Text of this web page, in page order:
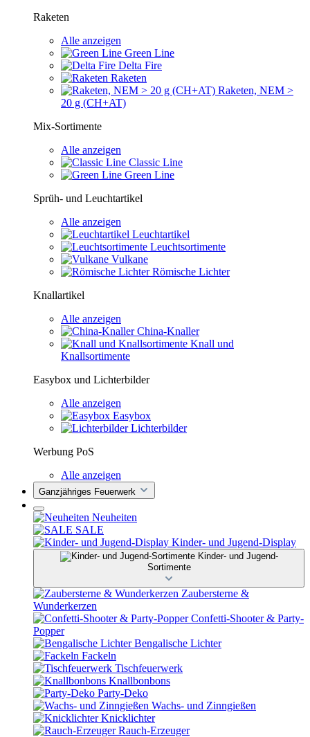
Raketen
Alle anzeigen
Green Line
Delta Fire
Raketen
Raketen, NEM >
20 g (CH+AT)
Mix-Sortimente
Alle anzeigen
Classic Line
Green Line
Sprüh- und Leuchtartikel
Alle anzeigen
Leuchtartikel
Leuchtsortimente
Vulkane
Römische Lichter
Knallartikel
Alle anzeigen
China-Knaller
Knall und
Knallsortimente
Easybox und Lichterbilder
Alle anzeigen
Easybox
Lichterbilder
Werbung PoS
Alle anzeigen
Ganzjähriges Feuerwerk
Neuheiten
SALE
Kinder- und Jugend-Display
Kinder- und Jugend-
Sortimente
Zaubersterne &
Wunderkerzen
Confetti-Shooter & Party-
Popper
Bengalische Lichter
Fackeln
Tischfeuerwerk
Knallbonbons
Party-Deko
Wachs- und Zinngießen
Knicklichter
Rauch-Erzeuger